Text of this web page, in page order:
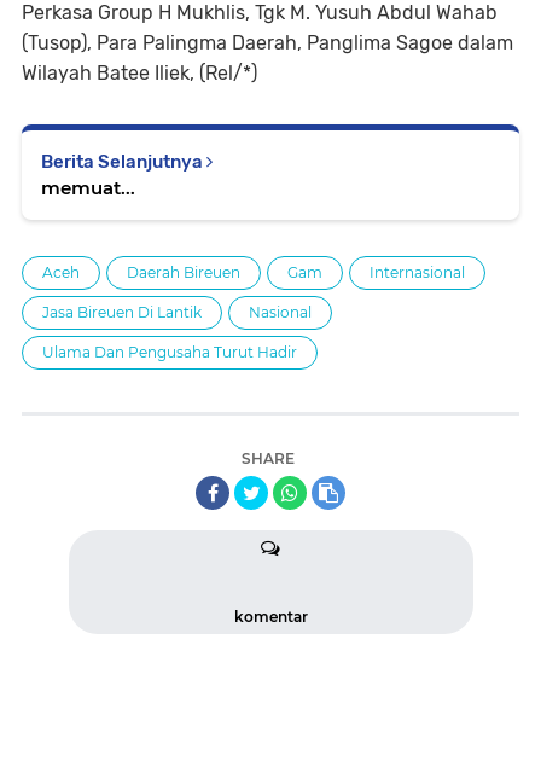
Perkasa Group H Mukhlis, Tgk M. Yusuh Abdul Wahab
(Tusop), Para Palingma Daerah, Panglima Sagoe dalam
Wilayah Batee Iliek, (Rel/*)
Berita Selanjutnya
memuat...
Aceh Daerah Bireuen Gam Internasional
Jasa Bireuen Di Lantik Nasional
Ulama Dan Pengusaha Turut Hadir
SHARE
komentar